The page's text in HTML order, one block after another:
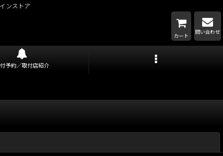
ンストア
カート
問い合わせ
予約／取付店紹介